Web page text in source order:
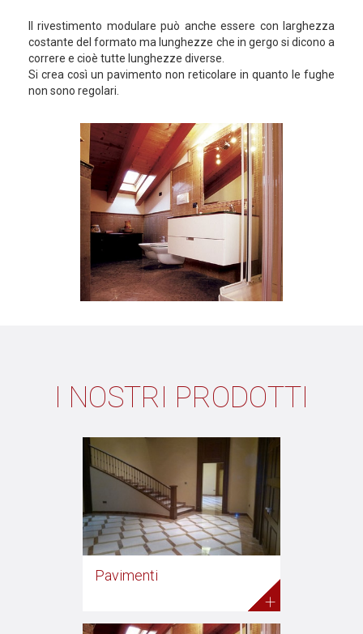
Il rivestimento modulare può anche essere con larghezza
costante del formato ma lunghezze che in gergo si dicono a
correre e cioè tutte lunghezze diverse.
Si crea così un pavimento non reticolare in quanto le fughe
non sono regolari.
I NOSTRI PRODOTTI
Pavimenti
+